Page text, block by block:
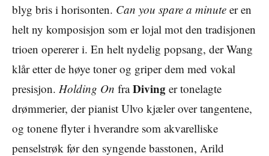
blyg bris i horisonten. Can you spare a minute er en
helt ny komposisjon som er lojal mot den tradisjonen
trioen opererer i. En helt nydelig popsang, der Wang
klår etter de høye toner og griper dem med vokal
presisjon. Holding On fraDiving er tonelagte
drømmerier, der pianist Ulvo kjæler over tangentene,
og tonene flyter i hverandre som akvarelliske
penselstrøk før den syngende basstonen, Arild